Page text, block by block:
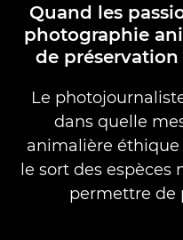
Histoires
Quand les
photographie
de
Le
dans quelle
animalière
le sort des
permettre de